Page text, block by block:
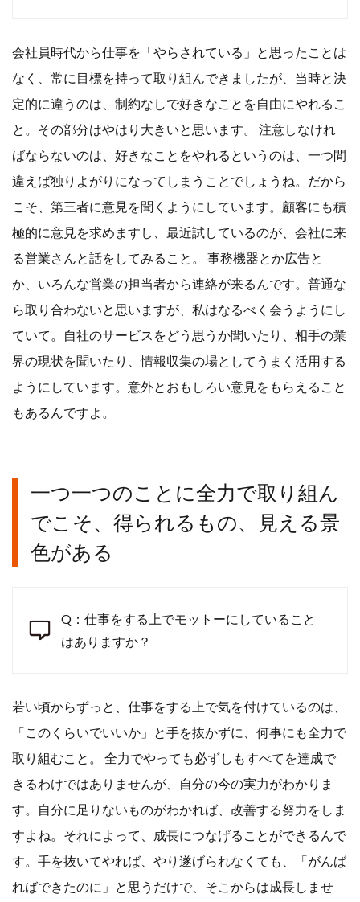
会社員時代から仕事を「やらされている」と思ったことは
なく、常に目標を持って取り組んできましたが、当時と決
定的に違うのは、制約なしで好きなことを自由にやれるこ
と。その部分はやはり大きいと思います。 注意しなけれ
ばならないのは、好きなことをやれるというのは、一つ間
違えば独りよがりになってしまうことでしょうね。だから
こそ、第三者に意見を聞くようにしています。顧客にも積
極的に意見を求めますし、最近試しているのが、会社に来
る営業さんと話をしてみること。 事務機器とか広告と
か、いろんな営業の担当者から連絡が来るんです。普通な
ら取り合わないと思いますが、私はなるべく会うようにし
ていて。自社のサービスをどう思うか聞いたり、相手の業
界の現状を聞いたり、情報収集の場としてうまく活用する
ようにしています。意外とおもしろい意見をもらえること
もあるんですよ。
一つ一つのことに全力で取り組ん
でこそ、得られるもの、見える景
色がある
Q：仕事をする上でモットーにしていること
はありますか？
若い頃からずっと、仕事をする上で気を付けているのは、
「このくらいでいいか」と手を抜かずに、何事にも全力で
取り組むこと。 全力でやっても必ずしもすべてを達成で
きるわけではありませんが、自分の今の実力がわかりま
す。自分に足りないものがわかれば、改善する努力をしま
すよね。それによって、成長につなげることができるんで
す。手を抜いてやれば、やり遂げられなくても、「がんば
ればできたのに」と思うだけで、そこからは成長しませ